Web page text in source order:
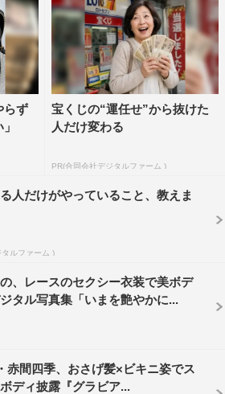
らず
宝くじの“運任せ”から抜けた
人だけ変わる
PR(合同会社デジタルファーム )
人だけがやっていること、教えま
ルファーム )
、レースのセクシー衣装で美ボデ
タル写真集「いまを艶やかに...
赤間四季、おさげ髪×ビキニ姿でス
ディ披露『グラビア...